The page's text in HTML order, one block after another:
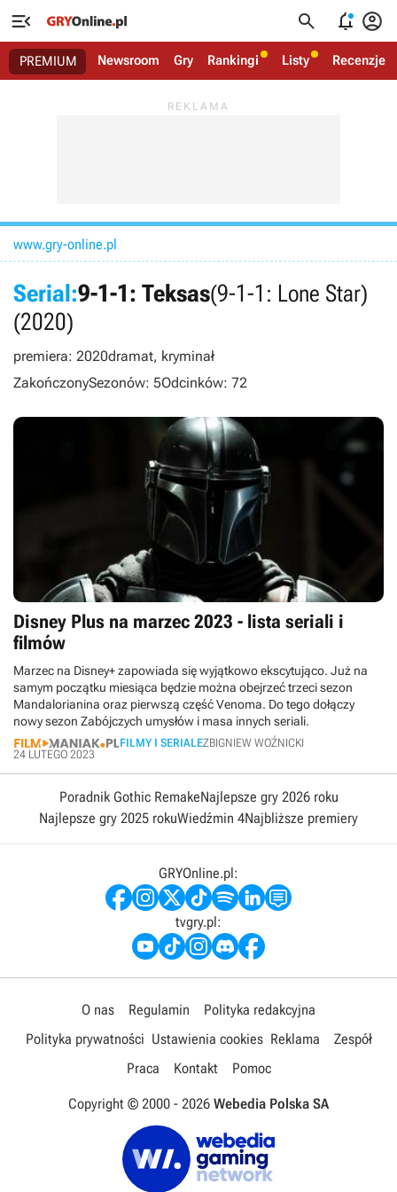
   
PREMIUM Newsroom Gry Rankingi Listy Recenzje
www.gry-online.pl
Serial:9-1-1: Teksas(9-1-1: Lone Star)
(2020)
premiera: 2020dramat, kryminał
ZakończonySezonów: 5Odcinków: 72
Disney Plus na marzec 2023 - lista seriali i
filmów
Marzec na Disney+ zapowiada się wyjątkowo ekscytująco. Już na
samym początku miesiąca będzie można obejrzeć trzeci sezon
Mandalorianina oraz pierwszą część Venoma. Do tego dołączy
nowy sezon Zabójczych umysłów i masa innych seriali.
FILMY I SERIALEZBIGNIEW WOŹNICKI
24 LUTEGO 2023
Poradnik Gothic RemakeNajlepsze gry 2026 roku
Najlepsze gry 2025 rokuWiedźmin 4Najbliższe premiery
GRYOnline.pl:
tvgry.pl:
O nas Regulamin
Polityka redakcyjna
Polityka prywatności Ustawienia cookies Reklama
Zespół
Praca
Kontakt Pomoc
Copyright © 2000 - 2026 Webedia Polska SA